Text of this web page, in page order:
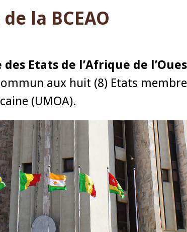
la BCEAO
Etats de l’Afrique de
aux huit (8) Etats
(UMOA).